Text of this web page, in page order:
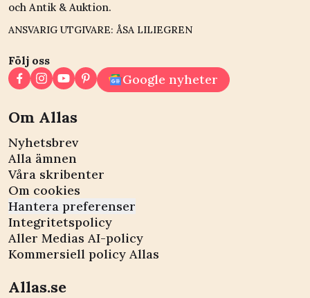
och Antik & Auktion.
ANSVARIG UTGIVARE: ÅSA LILIEGREN
Följ oss
Google nyheter
Om Allas
Nyhetsbrev
Alla ämnen
Våra skribenter
Om cookies
Hantera preferenser
Integritetspolicy
Aller Medias AI-policy
Kommersiell policy Allas
Allas.se